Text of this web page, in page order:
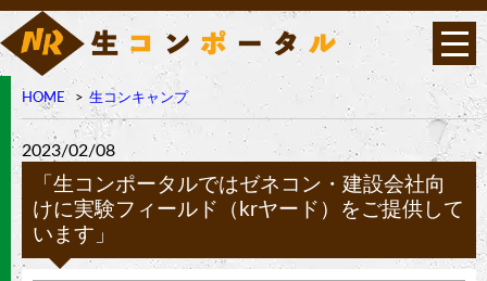
HOME 生コンキャンプ
2023/02/08
「生コンポータルではゼネコン・建設会社向
けに実験フィールド（krヤード）をご提供して
います」